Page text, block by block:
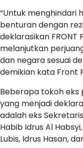
“Untuk menghindari
benturan dengan
deklarasikan FRONT
melanjutkan
dan negara sesuai
demikian kata Front
Beberapa tokoh eks
yang menjadi
adalah eks
Habib Idrus Al
Lubis, Idrus Hasan,